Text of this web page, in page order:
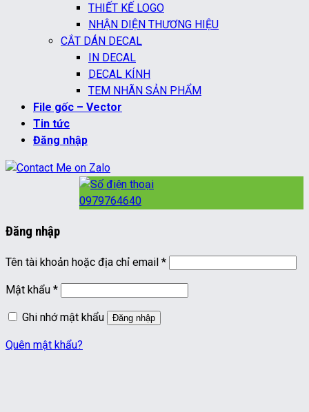
THIẾT KẾ LOGO
NHẬN DIỆN THƯƠNG HIỆU
CẮT DÁN DECAL
IN DECAL
DECAL KÍNH
TEM NHÃN SẢN PHẨM
File gốc – Vector
Tin tức
Đăng nhập
0979764640
Đăng nhập
Tên tài khoản hoặc địa chỉ email *Bắt
Mật khẩu *Bắt
Ghi nhớ mật khẩu
Đăng nhập
Quên mật khẩu?